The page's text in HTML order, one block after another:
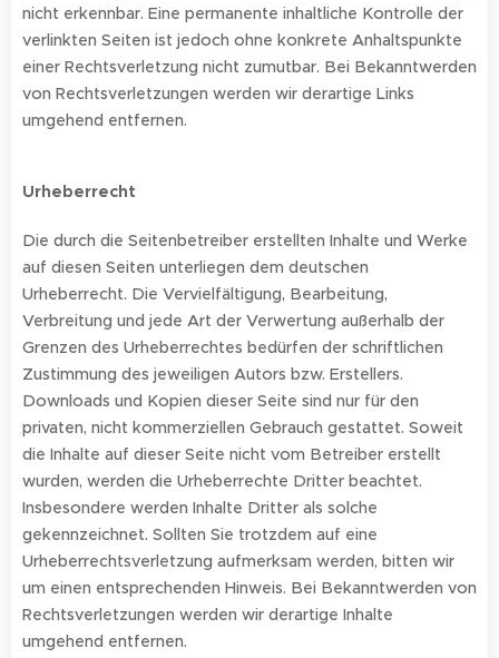
nicht erkennbar. Eine permanente inhaltliche Kontrolle der
verlinkten Seiten ist jedoch ohne konkrete Anhaltspunkte
einer Rechtsverletzung nicht zumutbar. Bei Bekanntwerden
von Rechtsverletzungen werden wir derartige Links
umgehend entfernen.
Urheberrecht
Die durch die Seitenbetreiber erstellten Inhalte und Werke
auf diesen Seiten unterliegen dem deutschen
Urheberrecht. Die Vervielfältigung, Bearbeitung,
Verbreitung und jede Art der Verwertung außerhalb der
Grenzen des Urheberrechtes bedürfen der schriftlichen
Zustimmung des jeweiligen Autors bzw. Erstellers.
Downloads und Kopien dieser Seite sind nur für den
privaten, nicht kommerziellen Gebrauch gestattet. Soweit
die Inhalte auf dieser Seite nicht vom Betreiber erstellt
wurden, werden die Urheberrechte Dritter beachtet.
Insbesondere werden Inhalte Dritter als solche
gekennzeichnet. Sollten Sie trotzdem auf eine
Urheberrechtsverletzung aufmerksam werden, bitten wir
um einen entsprechenden Hinweis. Bei Bekanntwerden von
Rechtsverletzungen werden wir derartige Inhalte
umgehend entfernen.